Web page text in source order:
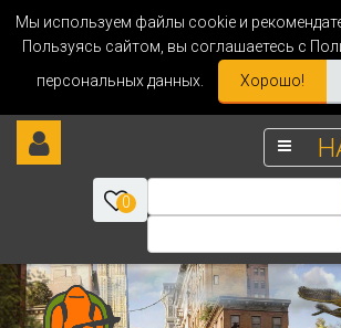
Мы используем файлы cookie и
Пользуясь сайтом, вы соглашаетесь с
персональных данных.
Хорошо!
0